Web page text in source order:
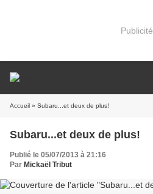
Publicité
Accueil » Subaru...et deux de plus!
Subaru...et deux de plus!
Publié le 05/07/2013 à 21:16
Par Mickaël Tribut